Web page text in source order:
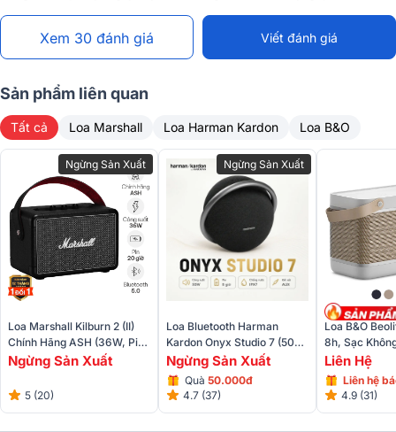
Đế loa 3 chân bọc cao su chống trượt
Một ưu điểm lớn nữa của loa bluetooth JBL Pulse 5
là phần chân đế
được bọc cao su tăng độ ma sát cho loa hoạt động ổn định trên mặt
phẳng lớn điều này mang đến sự an tâm khi sử dụng trên bàn, kệ
hoặc các bề mặt trơn trượt khác.
Xem 30 đánh giá Viết đánh giá
Sản phẩm liên quan
Tất cả Loa Marshall Loa Harman Kardon Loa B&O
Ngừng Sản Xuất
Loa Marshall Kilburn 2 (II)
Chính Hãng ASH (36W, Pin
20h, Bluetooth 5.0, AUX,
Ngừng Sản Xuất
5 (20)
Ngừng Sản Xuất
Loa Bluetooth Harman
Kardon Onyx Studio 7 (50W,
Pin 8h, IPX7, AUX)
Ngừng Sản Xuất
Quà50.000đ
4.7 (37)
Loa B&O
8h, Sạc
Liên Hệ
Liên hệ
4.9 (31)